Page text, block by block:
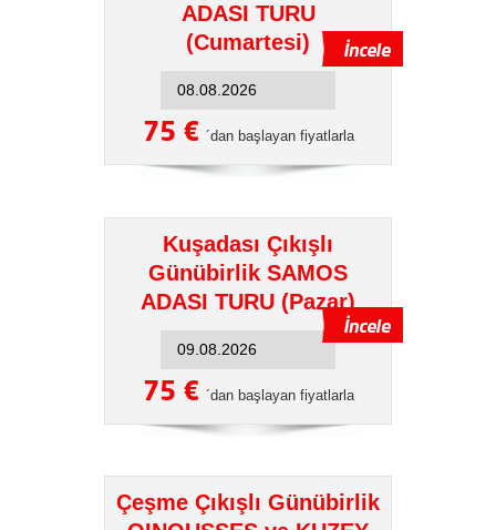
ADASI TURU
(Cumartesi)
75 € ´dan başlayan fiyatlarla
Kuşadası Çıkışlı
Günübirlik SAMOS
ADASI TURU (Pazar)
75 € ´dan başlayan fiyatlarla
Çeşme Çıkışlı Günübirlik